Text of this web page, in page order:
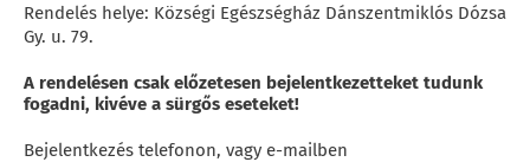
Rendelés helye: Községi Egészségház Dánszentmiklós Dózsa
Gy. u. 79.
A rendelésen csak előzetesen bejelentkezetteket tudunk
fogadni, kivéve a sürgős eseteket!
Bejelentkezés telefonon, vagy e-mailben